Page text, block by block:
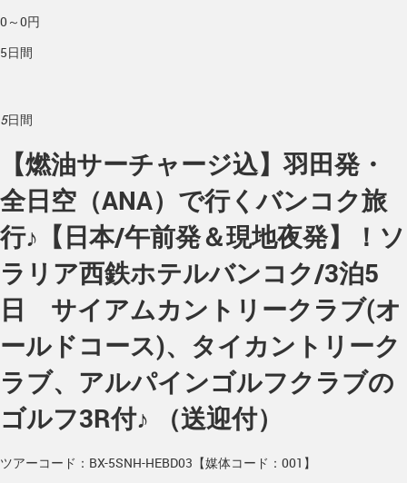
0～0円
5日間
5日間
【燃油サーチャージ込】羽田発・
全日空（ANA）で行くバンコク旅
行♪【日本/午前発＆現地夜発】！ソ
ラリア西鉄ホテルバンコク/3泊5
日 サイアムカントリークラブ(オ
ールドコース)、タイカントリーク
ラブ、アルパインゴルフクラブの
ゴルフ3R付♪ （送迎付）
ツアーコード：BX-5SNH-HEBD03【媒体コード：001】